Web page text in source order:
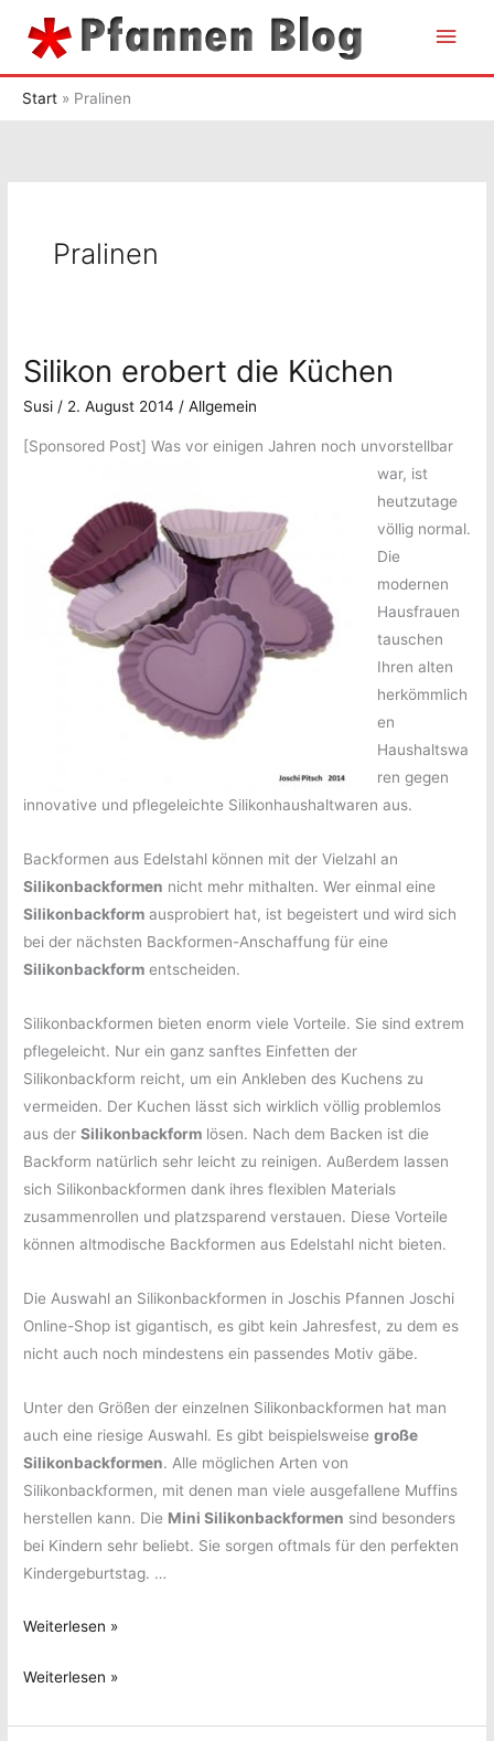
Inhalt
Start Pralinen
Pralinen
Silikon erobert die Küchen
Susi / 2. August 2014 /Allgemein
[Sponsored Post]Was vor einigen Jahren noch unvorstellbar
war, ist
heutzutage
völlig normal.
Die
modernen
Hausfrauen
tauschen
Ihren alten
herkömmlich
en
Haushaltswa
ren gegen
innovative und pflegeleichte Silikonhaushaltwaren aus.
Backformen aus Edelstahl können mit der Vielzahl an
Silikonbackformen nicht mehr mithalten. Wer einmal eine
Silikonbackform ausprobiert hat, ist begeistert und wird sich
bei der nächsten Backformen-Anschaffung für eine
Silikonbackform entscheiden.
Silikonbackformen bieten enorm viele Vorteile. Sie sind extrem
pflegeleicht. Nur ein ganz sanftes Einfetten der
Silikonbackform reicht, um ein Ankleben des Kuchens zu
vermeiden. Der Kuchen lässt sich wirklich völlig problemlos
aus derSilikonbackform lösen. Nach dem Backen ist die
Backform natürlich sehr leicht zu reinigen. Außerdem lassen
sich Silikonbackformen dank ihres flexiblen Materials
zusammenrollen und platzsparend verstauen. Diese Vorteile
können altmodische Backformen aus Edelstahl nicht bieten.
Die Auswahl an Silikonbackformen in Joschis Pfannen Joschi
Online-Shop ist gigantisch, es gibt kein Jahresfest, zu dem es
nicht auch noch mindestens ein passendes Motiv gäbe.
Unter den Größen der einzelnen Silikonbackformen hat man
auch eine riesige Auswahl. Es gibt beispielsweisegroße
Silikonbackformen. Alle möglichen Arten von
Silikonbackformen, mit denen man viele ausgefallene Muffins
herstellen kann. Die Mini Silikonbackformen sind besonders
bei Kindern sehr beliebt. Sie sorgen oftmals für den perfekten
Kindergeburtstag. …
Silikon
die
Weiterlesen »
Silikon
die
Weiterlesen »